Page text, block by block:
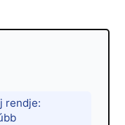
rendje: